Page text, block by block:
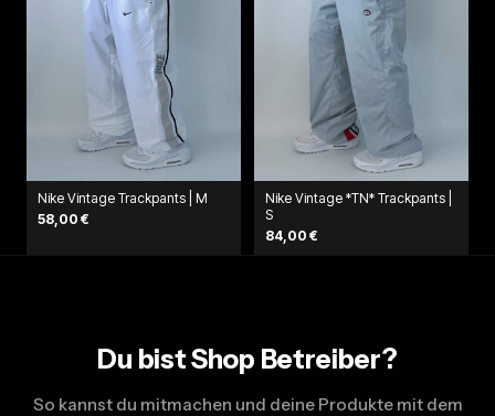
Nike Vintage Trackpants | M
58,00 €
Nike Vintage *TN* Trackpants |
S
84,00 €
Du bist Shop Betreiber?
So kannst du mitmachen und deine Produkte mit dem